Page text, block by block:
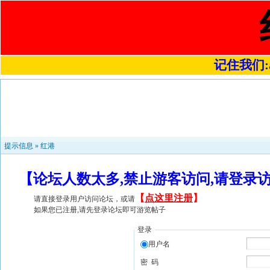
记住我们
提示信息 » 红港
【论坛人数太多,禁止游客访问,请登
请直接登录用户访问论坛，或请 【 点这里注册】
如果您已注册,请先登录论坛即可游览帖子
登录
用户名
密 码